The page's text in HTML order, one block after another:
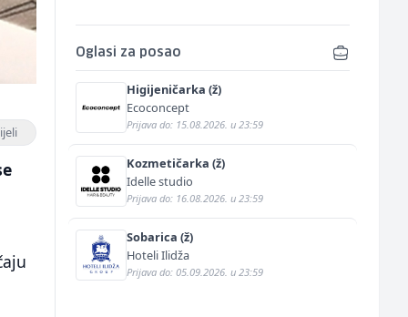
Oglasi za posao
Higijeničarka (ž)
Ecoconcept
Prijava do: 15.08.2026. u 23:59
Kozmetičarka (ž)
Idelle studio
Prijava do: 16.08.2026. u 23:59
Sobarica (ž)
Hoteli Ilidža
Prijava do: 05.09.2026. u 23:59